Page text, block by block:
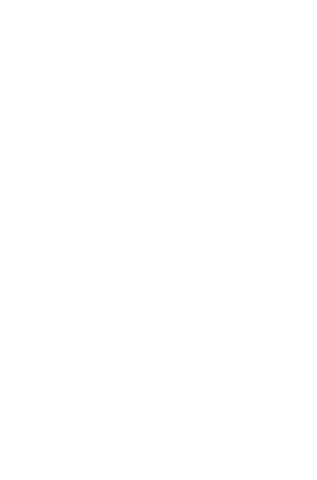
دوالي الحوض: * الأعراض - تكون
(دوالي الحوض) عبارة عن ثقل أو
تستمر لأكثر من 6 أشهر و
تكون مجهولة الاسباب - غالبًا ما
،وأكثر حدة في نهاية اليوم أو أثناء
، وتقل حدتها عند الاستلقاء. -تتأثر
الهرمونات المصاحبة لها وبالتالي قد
- يكون الألم عادةً في جانب واحد
في كلا الجانبين. - يمكن أن تزداد حدة
أثناء ممارسة الجنس أو بعده. و
في بعض الاحيان ، إلى جانب آلام
والانتفاخ ، والتعب ، والاكتئاب ،
الحوض بالمبيض ويمكن أن تتطور
والمستقيم. - يمكن لدوالي
اخرى : سلس واضطرابات المسالك
التهابات المسالك البولية
لمتلازمة القولون العصبي. -يمكن أن